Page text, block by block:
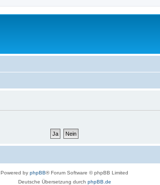
Powered by phpBB® Forum Software © phpBB Limited
Deutsche Übersetzung durch phpBB.de